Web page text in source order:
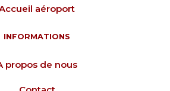
aéroport
INFORMATIONS
propos de nous